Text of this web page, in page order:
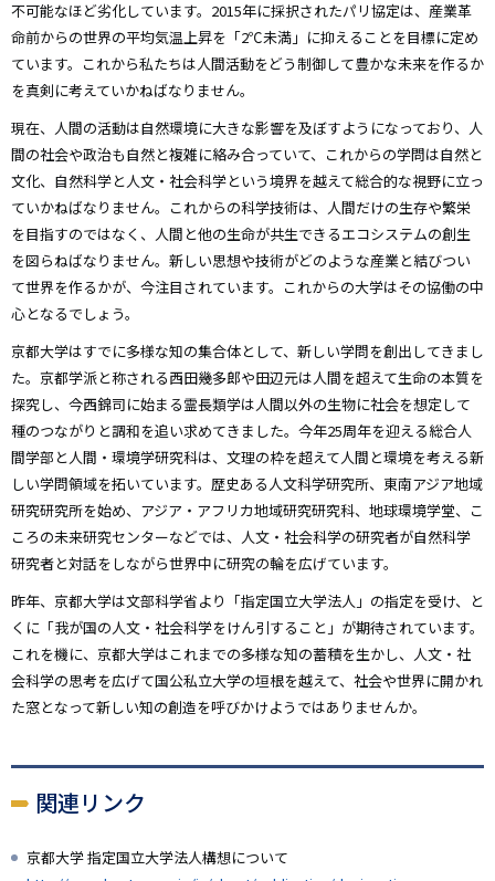
不可能なほど劣化しています。2015年に採択されたパリ協定は、産業革
命前からの世界の平均気温上昇を「2℃未満」に抑えることを目標に定め
ています。これから私たちは人間活動をどう制御して豊かな未来を作るか
を真剣に考えていかねばなりません。
現在、人間の活動は自然環境に大きな影響を及ぼすようになっており、人
間の社会や政治も自然と複雑に絡み合っていて、これからの学問は自然と
文化、自然科学と人文・社会科学という境界を越えて総合的な視野に立っ
ていかねばなりません。これからの科学技術は、人間だけの生存や繁栄
を目指すのではなく、人間と他の生命が共生できるエコシステムの創生
を図らねばなりません。新しい思想や技術がどのような産業と結びつい
て世界を作るかが、今注目されています。これからの大学はその協働の中
心となるでしょう。
京都大学はすでに多様な知の集合体として、新しい学問を創出してきまし
た。京都学派と称される西田幾多郎や田辺元は人間を超えて生命の本質を
探究し、今西錦司に始まる霊長類学は人間以外の生物に社会を想定して
種のつながりと調和を追い求めてきました。今年25周年を迎える総合人
間学部と人間・環境学研究科は、文理の枠を超えて人間と環境を考える新
しい学問領域を拓いています。歴史ある人文科学研究所、東南アジア地域
研究研究所を始め、アジア・アフリカ地域研究研究科、地球環境学堂、こ
ころの未来研究センターなどでは、人文・社会科学の研究者が自然科学
研究者と対話をしながら世界中に研究の輪を広げています。
昨年、京都大学は文部科学省より「指定国立大学法人」の指定を受け、と
くに「我が国の人文・社会科学をけん引すること」が期待されています。
これを機に、京都大学はこれまでの多様な知の蓄積を生かし、人文・社
会科学の思考を広げて国公私立大学の垣根を越えて、社会や世界に開かれ
た窓となって新しい知の創造を呼びかけようではありませんか。
関連リンク
京都大学 指定国立大学法人構想について